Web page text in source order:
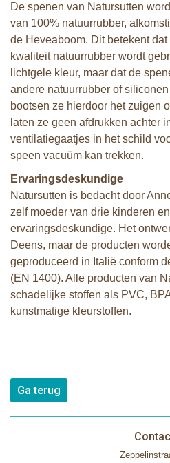
De spenen van Natursutten
van 100% natuurrubber,
de Heveaboom. Dit betekent
kwaliteit natuurrubber wordt
lichtgele kleur, maar dat de
andere natuurrubber of
bootsen ze hierdoor het zuigen
laten ze geen afdrukken achter
ventilatiegaatjes in het schild
speen vacuüm kan trekken.
Ervaringsdeskundige
Natursutten is bedacht door
zelf moeder van drie kinderen
ervaringsdeskundige. Het
Deens, maar de producten
geproduceerd in Italië conform
(EN 1400). Alle producten van
schadelijke stoffen als PVC,
kunstmatige kleurstoffen.
Ga terug